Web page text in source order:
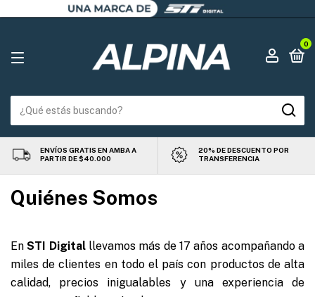
0
ENVÍOS GRATIS EN AMBA A
PARTIR DE $40.000
20% DE DESCUENTO POR
TRANSFERENCIA
Quiénes Somos
EnSTI Digital llevamos más de 17 años acompañando a
miles de clientes en todo el país con productos de alta
calidad, precios inigualables y una experiencia de